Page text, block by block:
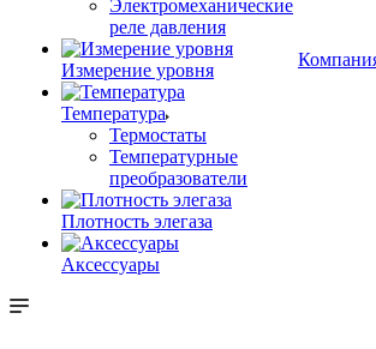
Электромеханические
реле давления
Измерение уровня
Температура
Термостаты
Температурные
преобразователи
Плотность элегаза
Аксессуары